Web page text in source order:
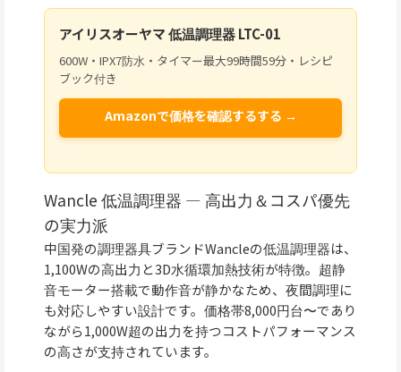
アイリスオーヤマ 低温調理器 LTC-01
600W・IPX7防水・タイマー最大99時間59分・レシピ
ブック付き
Amazonで価格を確認するする →
Wancle 低温調理器 — 高出力＆コスパ優先
の実力派
中国発の調理器具ブランドWancleの低温調理器は、
1,100Wの高出力と3D水循環加熱技術が特徴。超静
音モーター搭載で動作音が静かなため、夜間調理に
も対応しやすい設計です。価格帯8,000円台〜であり
ながら1,000W超の出力を持つコストパフォーマンス
の高さが支持されています。